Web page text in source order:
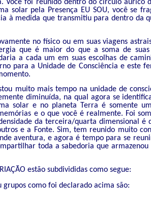
Você foi reunido dentro do circulo áurico
solar pela Presença EU SOU, você se
à medida que transmitiu para dentro da
no físico ou em suas viagens
que é maior do que a soma de suas
a cada um em suas escolhas de
para a Unidade de Consciência e este
muito mais tempo na unidade de
diminuída, na qual agora se
solar e no planeta Terra é somente
e o que você é realmente. Foi
da terceira/quarta dimensional é
e a Fonte. Sim, tem reunido muito
aventura, e agora é tempo para se
toda a sabedoria que armazenou
estão subdivididas como segue:
grupos como foi declarado acima são: